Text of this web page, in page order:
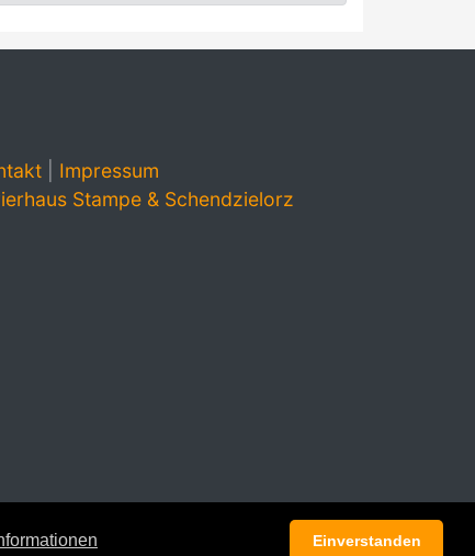
Einverstanden
| Impressum
Stampe & Schendzielorz